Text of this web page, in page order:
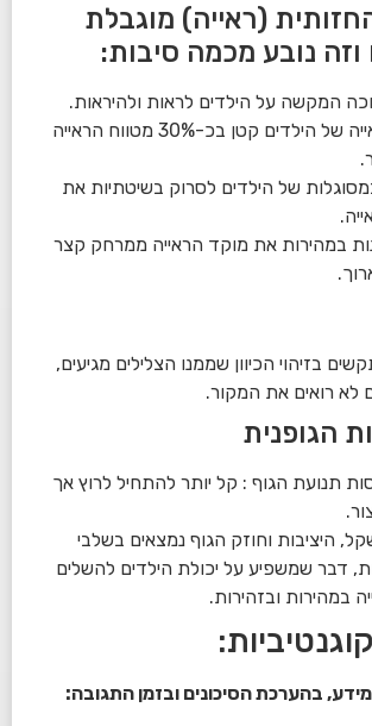
(ראייה) מוגבלת
וזה נובע מכמה סיבות:
המקשה על הילדים לראות ולהיראות.
טווח הראייה של הילדים קטן בכ-30% מטווח הראייה
של הילדים לסרוק בשיטתיות את
במהירות את מוקד הראייה ממרחק קצר
בזיהוי הכיוון שממנו הצלילים מגיעים,
לא רואים את המקור.
הגופנית
תנועת הגוף : קל יותר להתחיל לרוץ אך
היציבות וחוזק הגוף נמצאים בשלבי
דבר שמשפיע על יכולת הילדים להשלים
במהירות ובזהירות.
בהערכת הסיכונים ובזמן התגובה: